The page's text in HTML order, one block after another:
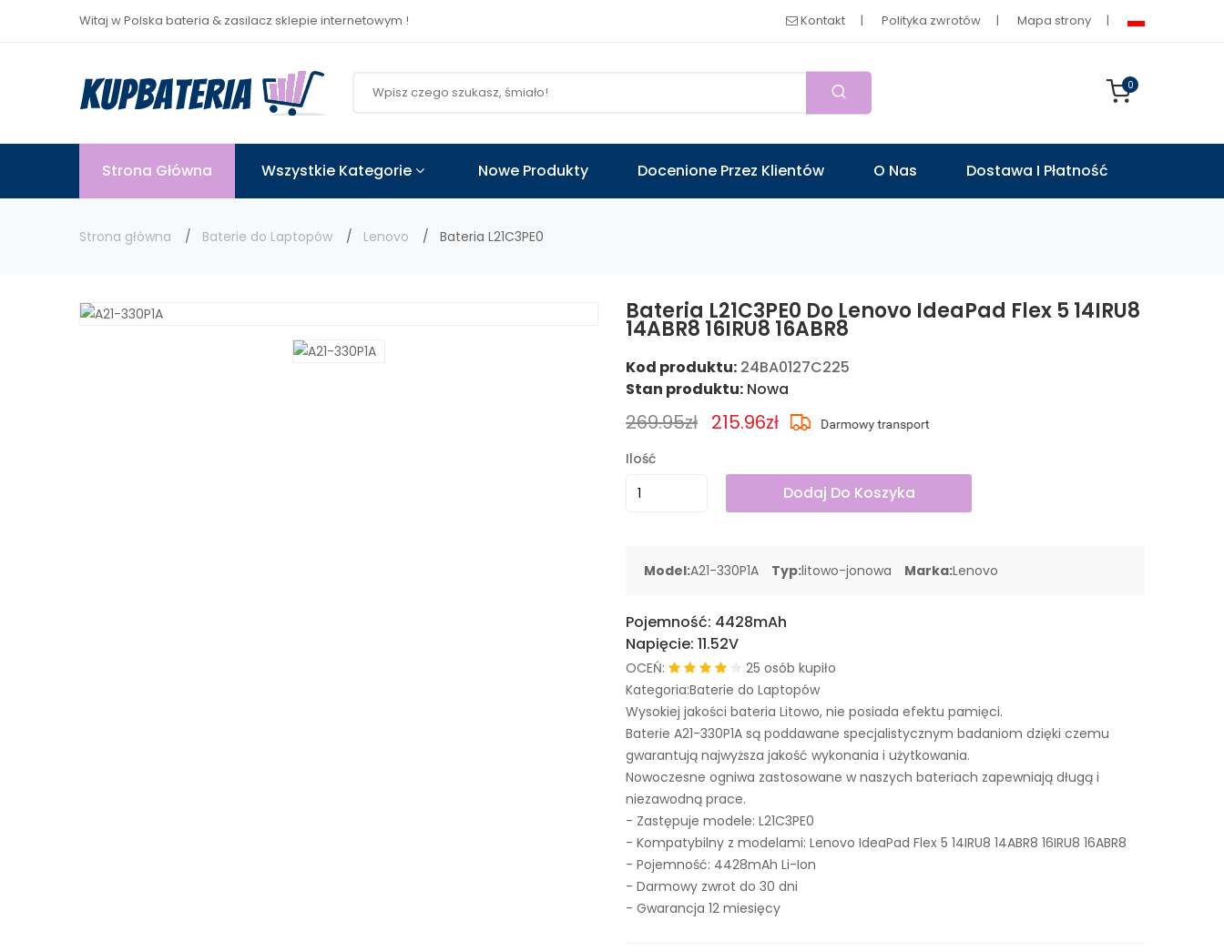
Witaj w Polska bateria & zasilacz sklepie internetowym ! Kontakt Polityka zwrotów Mapa strony
0
Strona Główna Wszystkie Kategorie Nowe Produkty Docenione Przez Klientów O Nas Dostawa I Płatność
Strona główna Baterie do Laptopów Lenovo Bateria L21C3PE0
Bateria L21C3PE0 Do Lenovo IdeaPad Flex 5 14IRU8
14ABR8 16IRU8 16ABR8
Kod produktu: 24BA0127C225
Stan produktu: Nowa
269.95zł 215.96zł
Ilość
Dodaj Do Koszyka
Model:A21-330P1A Typ:litowo-jonowa Marka:Lenovo
Pojemność: 4428mAh
Napięcie: 11.52V
OCEŃ:
25 osób kupiło
Kategoria:Baterie do Laptopów
Wysokiej jakości bateria Litowo, nie posiada efektu pamięci.
Baterie A21-330P1A są poddawane specjalistycznym badaniom dzięki czemu
gwarantują najwyższa jakość wykonania i użytkowania.
Nowoczesne ogniwa zastosowane w naszych bateriach zapewniają długą i
niezawodną prace.
- Zastępuje modele: L21C3PE0
- Kompatybilny z modelami: Lenovo IdeaPad Flex 5 14IRU8 14ABR8 16IRU8 16ABR8
- Pojemność: 4428mAh Li-Ion
- Darmowy zwrot do 30 dni
- Gwarancja 12 miesięcy